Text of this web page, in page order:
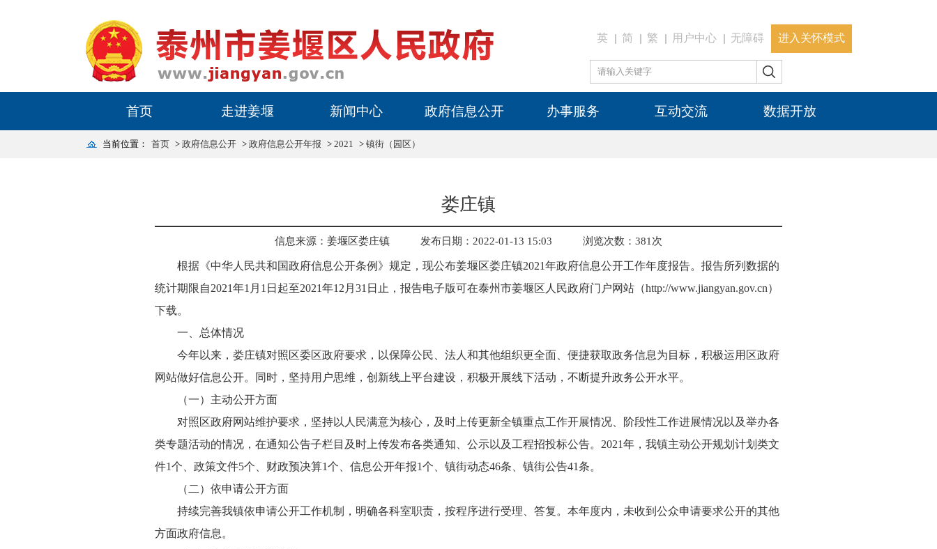
英 简 繁 用户中心 无障碍 进入关怀模式
首页 走进姜堰 新闻中心 政府信息公开 办事服务 互动交流 数据开放
当前位置： 首页 > 政府信息公开 > 政府信息公开年报 > 2021 > 镇街（园区）
娄庄镇
信息来源：姜堰区娄庄镇 发布日期：2022-01-13 15:03 浏览次数： 381 次
根据《中华人民共和国政府信息公开条例》规定，现公布姜堰区娄庄镇2021年政府信息公开工作年度报告。报告所列数据的
统计期限自2021年1月1日起至2021年12月31日止，报告电子版可在泰州市姜堰区人民政府门户网站（http://www.jiangyan.gov.cn）
下载。
一、总体情况
今年以来，娄庄镇对照区委区政府要求，以保障公民、法人和其他组织更全面、便捷获取政务信息为目标，积极运用区政府
网站做好信息公开。同时，坚持用户思维，创新线上平台建设，积极开展线下活动，不断提升政务公开水平。
（一）主动公开方面
对照区政府网站维护要求，坚持以人民满意为核心，及时上传更新全镇重点工作开展情况、阶段性工作进展情况以及举办各
类专题活动的情况，在通知公告子栏目及时上传发布各类通知、公示以及工程招投标公告。2021年，我镇主动公开规划计划类文
件1个、政策文件5个、财政预决算1个、信息公开年报1个、镇街动态46条、镇街公告41条。
（二）依申请公开方面
持续完善我镇依申请公开工作机制，明确各科室职责，按程序进行受理、答复。本年度内，未收到公众申请要求公开的其他
方面政府信息。